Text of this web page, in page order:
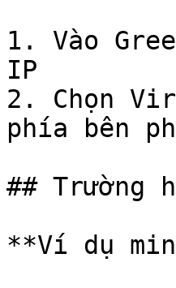
1. Vào
IP
2. Chọn
phía bên
## Trường
**Ví dụ